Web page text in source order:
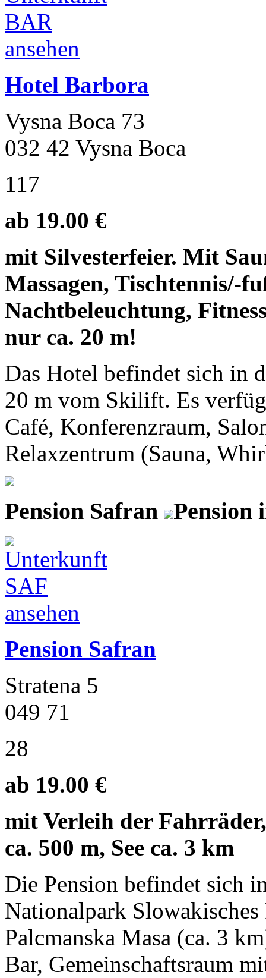
Hotel Barbora
Vysna Boca 73
032 42 Vysna Boca
117
ab 19.00 €
mit Silvesterfeier. Mit
Massagen, Tischtennis/-
Nachtbeleuchtung,
nur ca. 20 m!
Das Hotel befindet sich in
20 m vom Skilift. Es
Café, Konferenzraum,
Relaxzentrum (Sauna,
Pension Safran Pension
Pension Safran
Stratena 5
049 71
28
ab 19.00 €
mit Verleih der
ca. 500 m, See ca. 3 km
Die Pension befindet sich
Nationalpark Slowakisches
Palcmanska Masa (ca. 3
Bar, Gemeinschaftsraum